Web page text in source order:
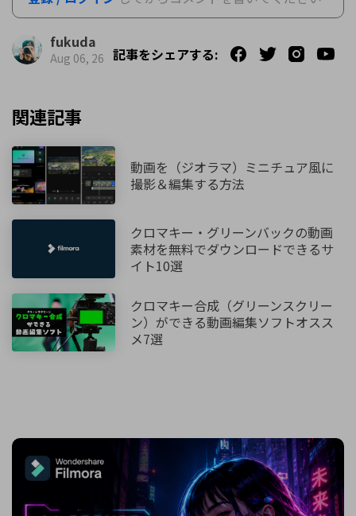
fukuda
Aug 06, 26 記事をシェアする:
関連記事
動画を（ジオラマ）ミニチュア風に
撮影＆編集する方法
クロマキー・グリーンバックの動画
素材を無料でダウンロードできるサ
イト10選
クロマキー合成（グリーンスクリー
ン）ができる動画編集ソフトオスス
メ7選